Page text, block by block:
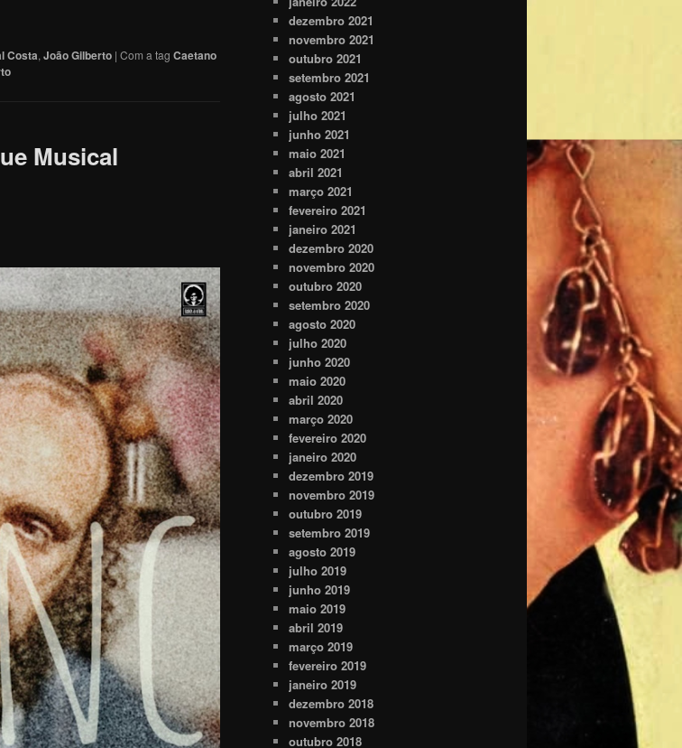
Costa, João Gilberto | Com a tag Caetano
Musical
dezembro 2021
novembro 2021
outubro 2021
setembro 2021
agosto 2021
julho 2021
junho 2021
maio 2021
abril 2021
março 2021
fevereiro 2021
janeiro 2021
dezembro 2020
novembro 2020
outubro 2020
setembro 2020
agosto 2020
julho 2020
junho 2020
maio 2020
abril 2020
março 2020
fevereiro 2020
janeiro 2020
dezembro 2019
novembro 2019
outubro 2019
setembro 2019
agosto 2019
julho 2019
junho 2019
maio 2019
abril 2019
março 2019
fevereiro 2019
janeiro 2019
dezembro 2018
novembro 2018
outubro 2018